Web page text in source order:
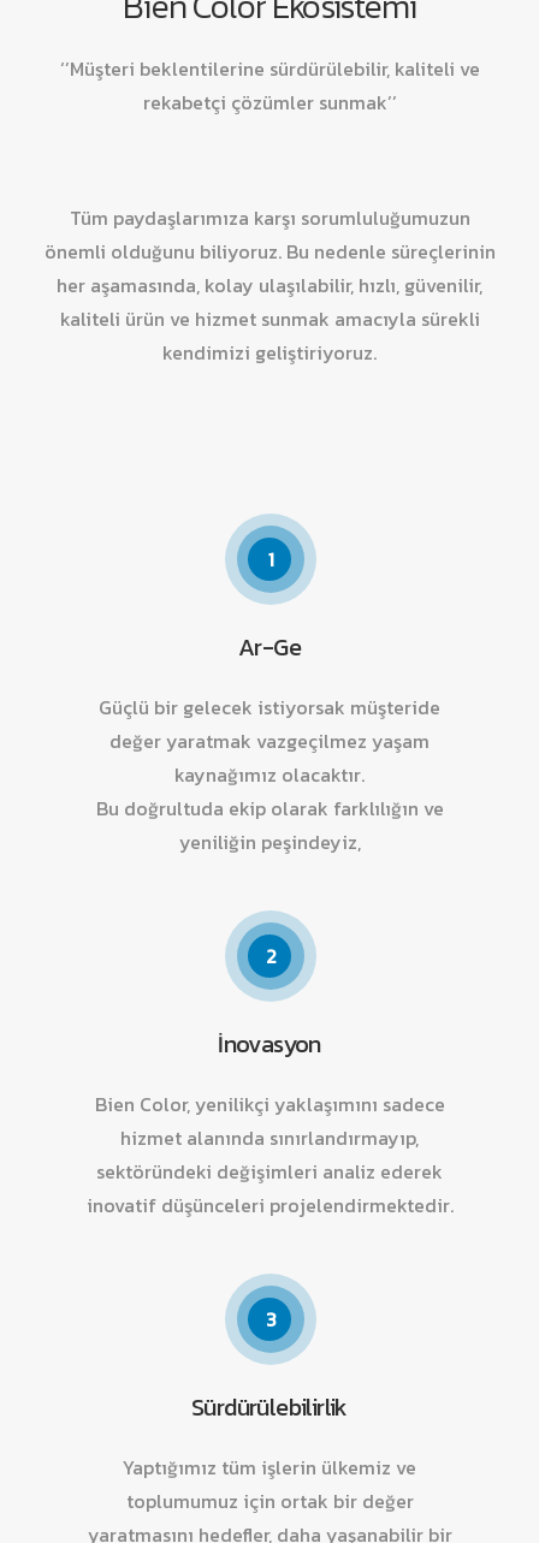
‘’Müşteri beklentilerine sürdürülebilir, kaliteli ve
rekabetçi çözümler sunmak’’
Tüm paydaşlarımıza karşı sorumluluğumuzun
önemli olduğunu biliyoruz. Bu nedenle süreçlerinin
her aşamasında, kolay ulaşılabilir, hızlı, güvenilir,
kaliteli ürün ve hizmet sunmak amacıyla sürekli
kendimizi geliştiriyoruz.
1
Ar-Ge
Güçlü bir gelecek istiyorsak müşteride
değer yaratmak vazgeçilmez yaşam
kaynağımız olacaktır.
Bu doğrultuda ekip olarak farklılığın ve
yeniliğin peşindeyiz,
2
İnovasyon
Bien Color, yenilikçi yaklaşımını sadece
hizmet alanında sınırlandırmayıp,
sektöründeki değişimleri analiz ederek
inovatif düşünceleri projelendirmektedir.
3
Sürdürülebilirlik
Yaptığımız tüm işlerin ülkemiz ve
toplumumuz için ortak bir değer
yaratmasını hedefler, daha yaşanabilir bir